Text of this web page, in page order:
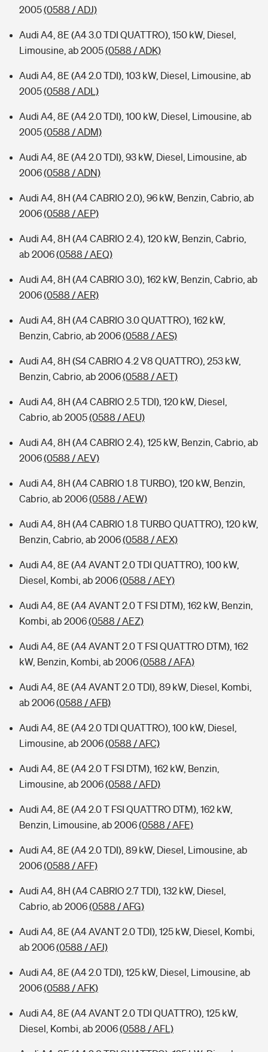
2005(0588 / ADJ)
Audi A4, 8E (A4 3.0 TDI QUATTRO), 150 kW, Diesel,
Limousine, ab 2005(0588 / ADK)
Audi A4, 8E (A4 2.0 TDI), 103 kW, Diesel, Limousine, ab
2005(0588 / ADL)
Audi A4, 8E (A4 2.0 TDI), 100 kW, Diesel, Limousine, ab
2005(0588 / ADM)
Audi A4, 8E (A4 2.0 TDI), 93 kW, Diesel, Limousine, ab
2006(0588 / ADN)
Audi A4, 8H (A4 CABRIO 2.0), 96 kW, Benzin, Cabrio, ab
2006(0588 / AEP)
Audi A4, 8H (A4 CABRIO 2.4), 120 kW, Benzin, Cabrio,
ab 2006(0588 / AEQ)
Audi A4, 8H (A4 CABRIO 3.0), 162 kW, Benzin, Cabrio, ab
2006(0588 / AER)
Audi A4, 8H (A4 CABRIO 3.0 QUATTRO), 162 kW,
Benzin, Cabrio, ab 2006(0588 / AES)
Audi A4, 8H (S4 CABRIO 4.2 V8 QUATTRO), 253 kW,
Benzin, Cabrio, ab 2006(0588 / AET)
Audi A4, 8H (A4 CABRIO 2.5 TDI), 120 kW, Diesel,
Cabrio, ab 2005(0588 / AEU)
Audi A4, 8H (A4 CABRIO 2.4), 125 kW, Benzin, Cabrio, ab
2006(0588 / AEV)
Audi A4, 8H (A4 CABRIO 1.8 TURBO), 120 kW, Benzin,
Cabrio, ab 2006(0588 / AEW)
Audi A4, 8H (A4 CABRIO 1.8 TURBO QUATTRO), 120 kW,
Benzin, Cabrio, ab 2006(0588 / AEX)
Audi A4, 8E (A4 AVANT 2.0 TDI QUATTRO), 100 kW,
Diesel, Kombi, ab 2006(0588 / AEY)
Audi A4, 8E (A4 AVANT 2.0 T FSI DTM), 162 kW, Benzin,
Kombi, ab 2006(0588 / AEZ)
Audi A4, 8E (A4 AVANT 2.0 T FSI QUATTRO DTM), 162
kW, Benzin, Kombi, ab 2006(0588 / AFA)
Audi A4, 8E (A4 AVANT 2.0 TDI), 89 kW, Diesel, Kombi,
ab 2006(0588 / AFB)
Audi A4, 8E (A4 2.0 TDI QUATTRO), 100 kW, Diesel,
Limousine, ab 2006(0588 / AFC)
Audi A4, 8E (A4 2.0 T FSI DTM), 162 kW, Benzin,
Limousine, ab 2006(0588 / AFD)
Audi A4, 8E (A4 2.0 T FSI QUATTRO DTM), 162 kW,
Benzin, Limousine, ab 2006(0588 / AFE)
Audi A4, 8E (A4 2.0 TDI), 89 kW, Diesel, Limousine, ab
2006(0588 / AFF)
Audi A4, 8H (A4 CABRIO 2.7 TDI), 132 kW, Diesel,
Cabrio, ab 2006(0588 / AFG)
Audi A4, 8E (A4 AVANT 2.0 TDI), 125 kW, Diesel, Kombi,
ab 2006(0588 / AFJ)
Audi A4, 8E (A4 2.0 TDI), 125 kW, Diesel, Limousine, ab
2006(0588 / AFK)
Audi A4, 8E (A4 AVANT 2.0 TDI QUATTRO), 125 kW,
Diesel, Kombi, ab 2006(0588 / AFL)